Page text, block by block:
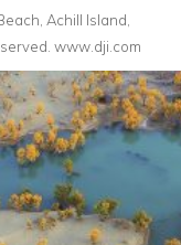
Achill Island,
www.dji.com